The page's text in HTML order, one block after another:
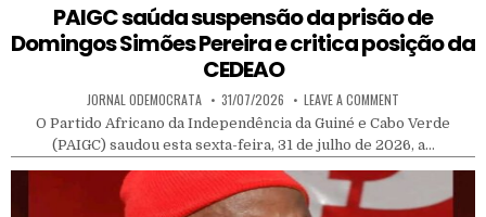
PAIGC saúda suspensão da prisão de
Domingos Simões Pereira e critica posição da
CEDEAO
AUTHOR:
JORNAL ODEMOCRATA PUBLISHED DATE:
31/07/2026 LEAVE A COMMENT
O Partido Africano da Independência da Guiné e Cabo Verde
(PAIGC) saudou esta sexta-feira, 31 de julho de 2026, a…